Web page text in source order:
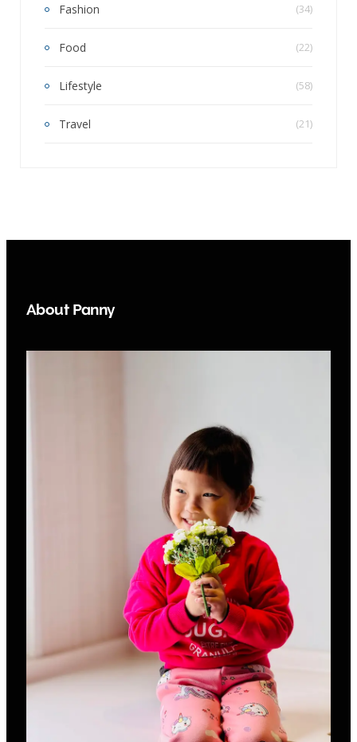
Fashion (34)
Food (22)
Lifestyle (58)
Travel (21)
About Panny